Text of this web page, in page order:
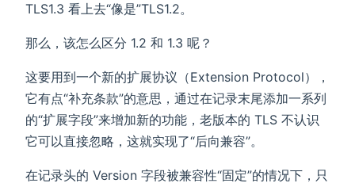
TLS1.3 看上去“像是”TLS1.2。
那么，该怎么区分 1.2 和 1.3 呢？
这要用到一个新的扩展协议（Extension Protocol），
它有点“补充条款”的意思，通过在记录末尾添加一系列
的“扩展字段”来增加新的功能，老版本的 TLS 不认识
它可以直接忽略，这就实现了“后向兼容”。
在记录头的 Version 字段被兼容性“固定”的情况下，只